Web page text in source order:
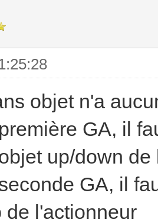
objet n'a
GA, il
up/down de
GA, il
de l'actionneur